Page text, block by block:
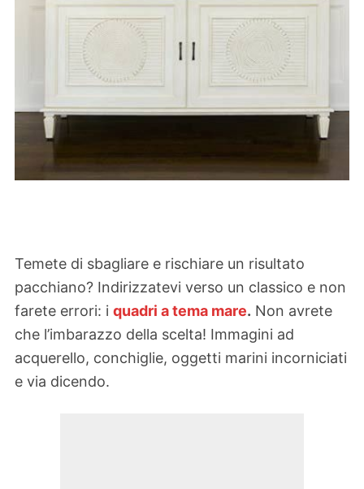
Temete di sbagliare e rischiare un risultato
pacchiano? Indirizzatevi verso un classico e non
farete errori: i quadri a tema mare. Non avrete
che l’imbarazzo della scelta! Immagini ad
acquerello, conchiglie, oggetti marini incorniciati
e via dicendo.